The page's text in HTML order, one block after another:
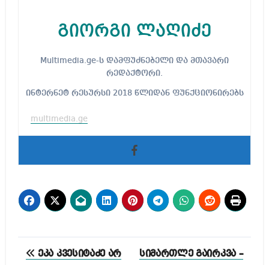
გიორგი ლაღიძე
Multimedia.ge-ს დამფუძნებელი და მთავარი
რედაქტორი.
ინტერნეტ რესურსი 2018 წლიდან ფუნქციონირებს
multimedia.ge
პოსტის
ეკა კვესიტაძე არ სიმართლე გაირკვა –